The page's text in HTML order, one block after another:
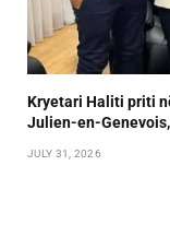
Kryetari Haliti priti
Julien-en-
JULY 31, 2026